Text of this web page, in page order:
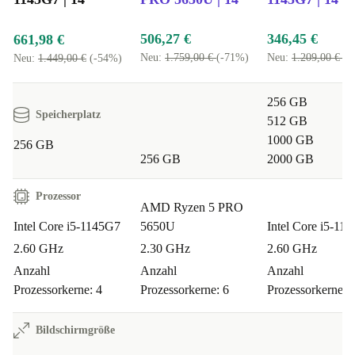
Bildbearbeitung erledigen? Ja! Mit dem schnellen
Prozessor und großzügigem Arbeitsspeicher meisterst du
Gehäuse passt in fast jede Tasche. Egal ob
Kundentermin, Uni oder Café – der Laptop macht
überall eine gute Figur.
Ist das Gerät auch für Videocalls geeignet? Definitiv!
Die integrierte Webcam und starke Konnektivität sorgen
für brillante Meetings – egal, wo du gerade bist.
Kann ich viele Geräte anschließen?
661,98 €
Neu: 1.449,00 € (-54%)
506,27 €
Neu: 1.759,00 €(-71%)
346,45 €
Neu: 1.209,00 €
Speicherplatz
256 GB
256 GB
256 GB
512 GB
1000 GB
2000 GB
Prozessor
Intel Core i5-1145G7
2.60 GHz
Anzahl
Prozessorkerne: 4
AMD Ryzen 5 PRO
5650U
2.30 GHz
Anzahl
Prozessorkerne: 6
Intel Core i5-
2.60 GHz
Anzahl
Prozessorkerne: 4
Bildschirmgröße